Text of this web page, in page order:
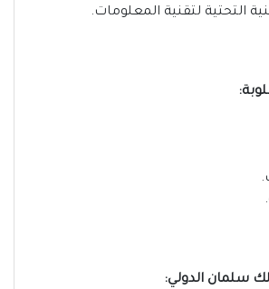
سلمان الدولي: